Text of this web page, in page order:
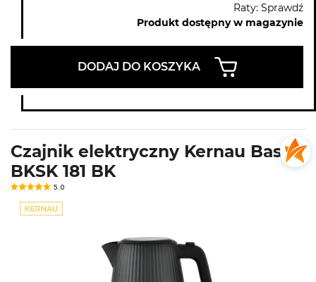
Raty: Sprawdź
Produkt dostępny w magazynie
DODAJ DO KOSZYKA
Czajnik elektryczny Kernau Basic
BKSK 181 BK
5.0